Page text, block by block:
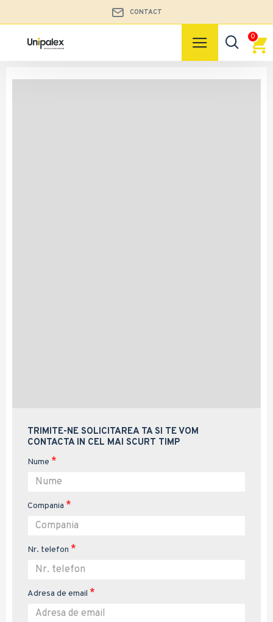
CONTACT
0
TRIMITE-NE SOLICITAREA TA SI TE VOM
CONTACTA IN CEL MAI SCURT TIMP
Nume
Compania
Nr. telefon
Adresa de email